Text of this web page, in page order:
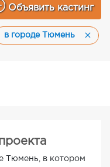
Объявить кастинг
в городе Тюмень
Тюмень, в котором